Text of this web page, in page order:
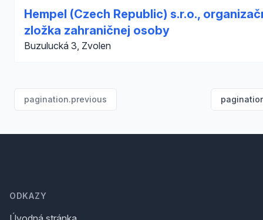
Hempel (Czech Republic) s.r.o.,
zložka zahraničnej osoby
Buzulucká 3, Zvolen
pagination.previous
ODKAZY